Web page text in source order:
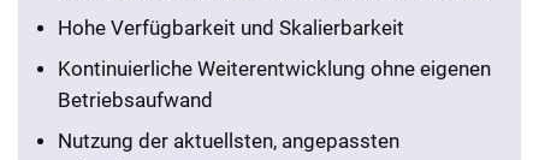
Hohe Verfügbarkeit und Skalierbarkeit
Kontinuierliche Weiterentwicklung ohne eigenen
Betriebsaufwand
Nutzung der aktuellsten, angepassten